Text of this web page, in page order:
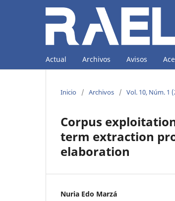
Actual Archivos Avisos
Inicio / Archivos / Vol. 10, Núm. 1
Corpus
term extraction
elaboration
Nuria Edo Marzá